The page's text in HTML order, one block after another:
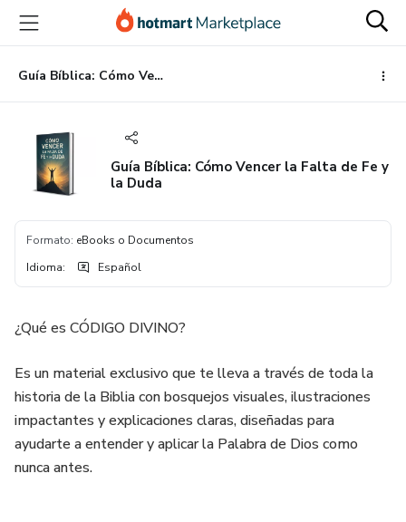
principal
página
de
página
Guía Bíblica: Cómo Vencer la Falta de Fe y la Duda
Guía Bíblica: Cómo Vencer la Falta de Fe y
la Duda
Formato: eBooks o Documentos
Idioma: Español
¿Qué es CÓDIGO DIVINO?
Es un material exclusivo que te lleva a través de toda la
historia de la Biblia con bosquejos visuales, ilustraciones
impactantes y explicaciones claras, diseñadas para
ayudarte a entender y aplicar la Palabra de Dios como
nunca antes.